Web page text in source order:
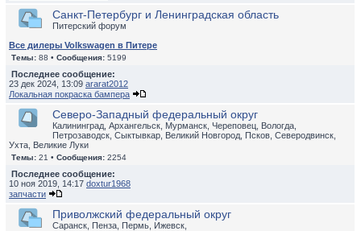
Санкт-Петербург и Ленинградская область
Питерский форум
Все дилеры Volkswagen в Питере
Темы: 88 • Сообщения: 5199
Последнее сообщение:
23 дек 2024, 13:09 ararat2012
Локальная покраска бампера
Северо-Западный федеральный округ
Калининград, Архангельск, Мурманск, Череповец, Вологда,
Петрозаводск, Сыктывкар, Великий Новгород, Псков, Северодвинск,
Ухта, Великие Луки
Темы: 21 • Сообщения: 2254
Последнее сообщение:
10 ноя 2019, 14:17 doxtur1968
запчасти
Приволжский федеральный округ
Саранск, Пенза, Пермь, Ижевск,